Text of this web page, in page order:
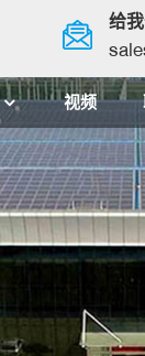
给
视频